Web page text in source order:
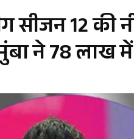
सीजन 12 की
ने 78 लाख